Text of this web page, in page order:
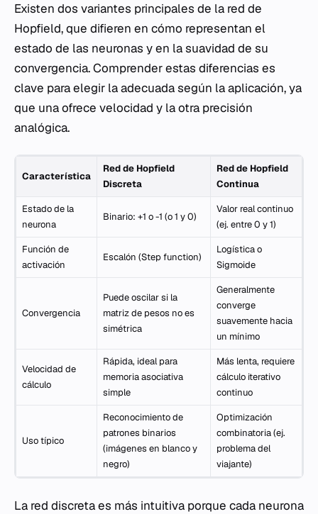
Existen dos variantes principales de la red de
Hopfield, que difieren en cómo representan el
estado de las neuronas y en la suavidad de su
convergencia. Comprender estas diferencias es
clave para elegir la adecuada según la aplicación, ya
que una ofrece velocidad y la otra precisión
analógica.
Característica
Red de Hopfield
Discreta
Red de Hopfield
Continua
Estado de la
neurona
Binario: +1 o -1 (o 1 y 0)
Valor real continuo
(ej. entre 0 y 1)
Función de
activación
Escalón (Step function)
Logística o
Sigmoide
Convergencia
Puede oscilar si la
matriz de pesos no es
simétrica
Generalmente
converge
suavemente hacia
un mínimo
Velocidad de
cálculo
Rápida, ideal para
memoria asociativa
simple
Más lenta, requiere
cálculo iterativo
continuo
Uso típico
Reconocimiento de
patrones binarios
(imágenes en blanco y
negro)
Optimización
combinatoria (ej.
problema del
viajante)
La red discreta es más intuitiva porque cada neurona